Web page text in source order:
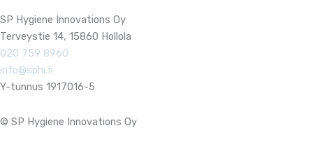
SP Hygiene Innovations Oy
Terveystie 14, 15860 Hollola
020 759 8960
info@sphi.fi
Y-tunnus 1917016-5
© SP Hygiene Innovations Oy